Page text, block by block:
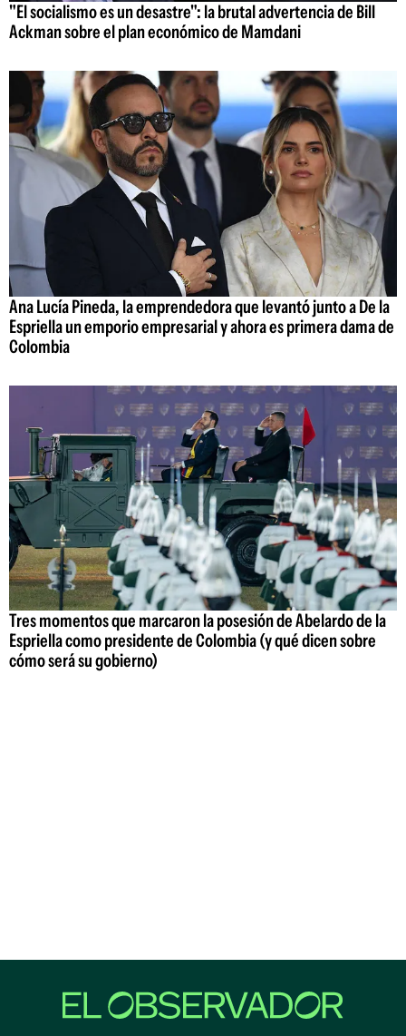
"El socialismo es un desastre": la brutal advertencia de Bill
Ackman sobre el plan económico de Mamdani
Ana Lucía Pineda, la emprendedora que levantó junto a De la
Espriella un emporio empresarial y ahora es primera dama de
Colombia
Tres momentos que marcaron la posesión de Abelardo de la
Espriella como presidente de Colombia (y qué dicen sobre
cómo será su gobierno)